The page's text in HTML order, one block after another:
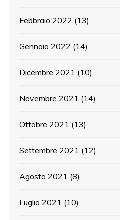
Febbraio 2022 (13)
Gennaio 2022 (14)
Dicembre 2021 (10)
Novembre 2021 (14)
Ottobre 2021 (13)
Settembre 2021 (12)
Agosto 2021 (8)
Luglio 2021 (10)